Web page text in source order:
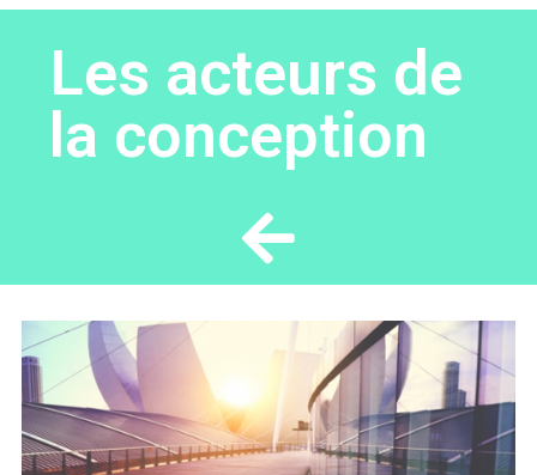
Les acteurs de
la conception